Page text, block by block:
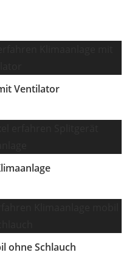
Ventilator
ohne Schlauch